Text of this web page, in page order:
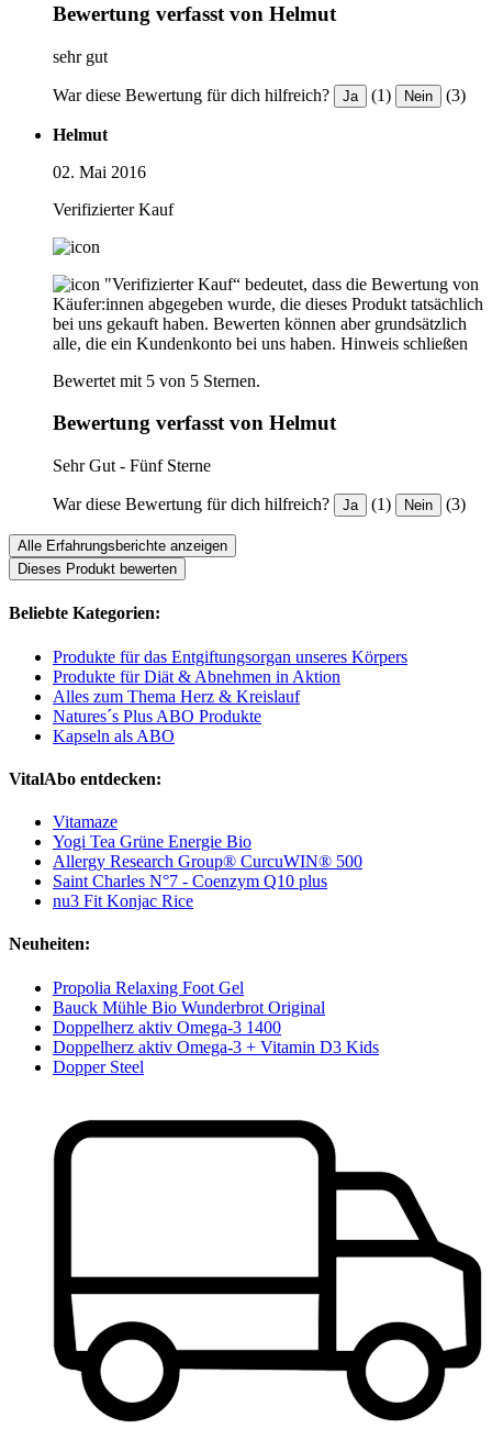
Bewertung verfasst von Helmut
sehr gut
War diese Bewertung für dich hilfreich? Ja (1) Nein (3)
Helmut
02. Mai 2016
Verifizierter Kauf
"Verifizierter Kauf“ bedeutet, dass die Bewertung von
Käufer:innen abgegeben wurde, die dieses Produkt tatsächlich
bei uns gekauft haben. Bewerten können aber grundsätzlich
alle, die ein Kundenkonto bei uns haben. Hinweis schließen
Bewertet mit 5 von 5 Sternen.
Bewertung verfasst von Helmut
Sehr Gut - Fünf Sterne
War diese Bewertung für dich hilfreich? Ja (1) Nein (3)
Alle Erfahrungsberichte anzeigen
Dieses Produkt bewerten
Beliebte Kategorien:
Produkte für das Entgiftungsorgan unseres Körpers
Produkte für Diät & Abnehmen in Aktion
Alles zum Thema Herz & Kreislauf
Natures´s Plus ABO Produkte
Kapseln als ABO
VitalAbo entdecken:
Vitamaze
Yogi Tea Grüne Energie Bio
Allergy Research Group® CurcuWIN® 500
Saint Charles N°7 - Coenzym Q10 plus
nu3 Fit Konjac Rice
Neuheiten:
Propolia Relaxing Foot Gel
Bauck Mühle Bio Wunderbrot Original
Doppelherz aktiv Omega-3 1400
Doppelherz aktiv Omega-3 + Vitamin D3 Kids
Dopper Steel